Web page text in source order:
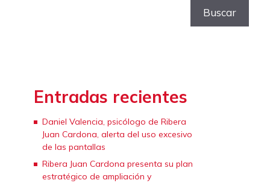
Buscar
Entradas recientes
Daniel Valencia, psicólogo de Ribera
Juan Cardona, alerta del uso excesivo
de las pantallas
Ribera Juan Cardona presenta su plan
estratégico de ampliación y